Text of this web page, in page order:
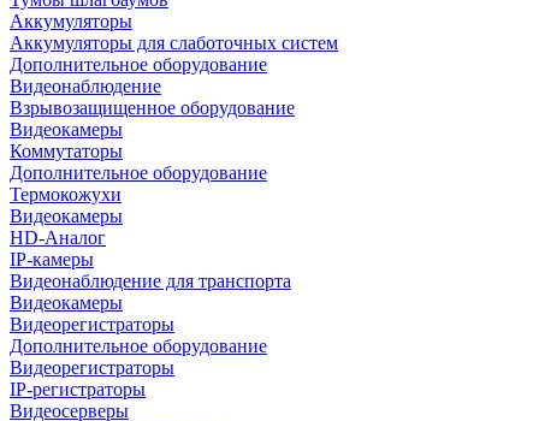
Аккумуляторы
Аккумуляторы для слаботочных систем
Дополнительное оборудование
Видеонаблюдение
Взрывозащищенное оборудование
Видеокамеры
Коммутаторы
Дополнительное оборудование
Термокожухи
Видеокамеры
HD-Аналог
IP-камеры
Видеонаблюдение для транспорта
Видеокамеры
Видеорегистраторы
Дополнительное оборудование
Видеорегистраторы
IP-регистраторы
Видеосерверы